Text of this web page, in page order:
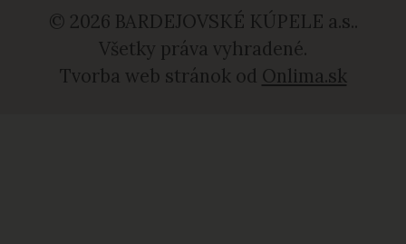
© 2026 BARDEJOVSKÉ KÚPELE a.s..
Všetky práva vyhradené.
Tvorba web stránok od Onlima.sk